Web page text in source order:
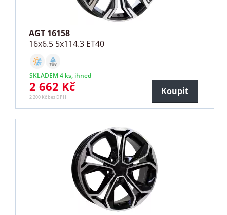
AGT 16158
16x6.5 5x114.3 ET40
SKLADEM 4 ks, ihned
2 662 Kč
2 200 Kč bez DPH
Koupit